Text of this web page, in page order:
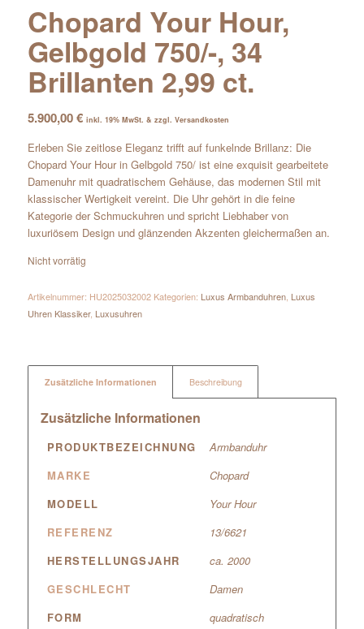
Chopard Your Hour,
Gelbgold 750/-, 34
Brillanten 2,99 ct.
5.900,00€ inkl. 19% MwSt. & zzgl. Versandkosten
Erleben Sie zeitlose Eleganz trifft auf funkelnde Brillanz: Die
Chopard Your Hour in Gelbgold 750/ ist eine exquisit gearbeitete
Damenuhr mit quadratischem Gehäuse, das modernen Stil mit
klassischer Wertigkeit vereint. Die Uhr gehört in die feine
Kategorie der Schmuckuhren und spricht Liebhaber von
luxuriösem Design und glänzenden Akzenten gleichermaßen an.
Nicht vorrätig
Artikelnummer: HU2025032002 Kategorien: Luxus Armbanduhren, Luxus
Uhren Klassiker, Luxusuhren
Zusätzliche Informationen Beschreibung
Zusätzliche Informationen
PRODUKTBEZEICHNUNG
Armbanduhr
MARKE
Chopard
MODELL
Your Hour
REFERENZ
13/6621
HERSTELLUNGSJAHR
ca. 2000
GESCHLECHT
Damen
FORM
quadratisch